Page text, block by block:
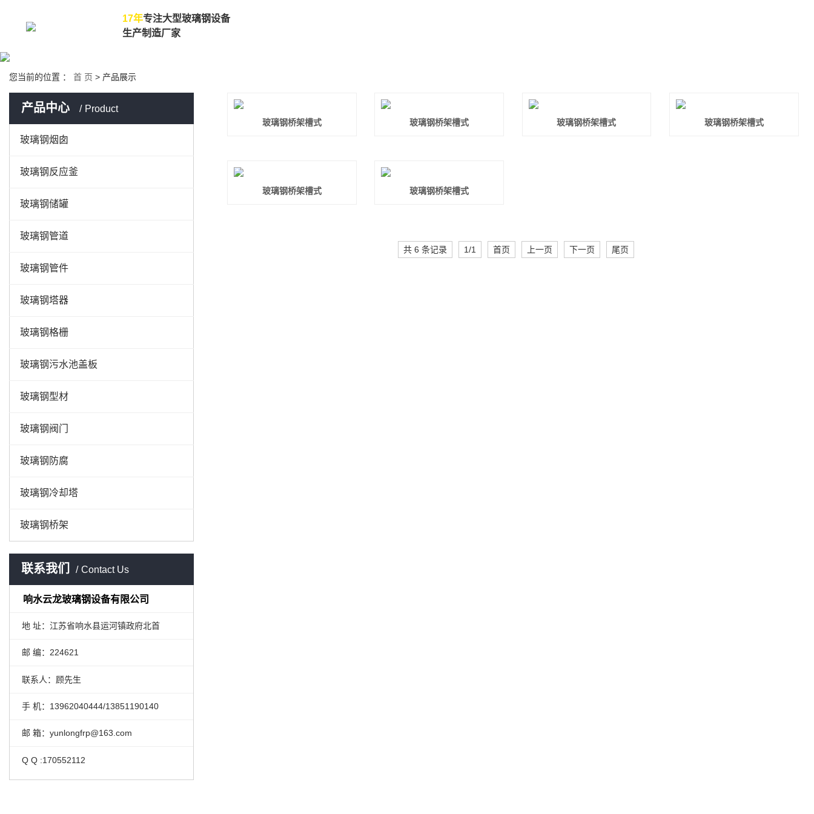
17年专注大型玻璃钢设备
生产制造厂家
您当前的位置 ： 首 页 > 产品展示
产品中心 Product
玻璃钢烟囱
玻璃钢反应釜
玻璃钢储罐
玻璃钢管道
玻璃钢管件
玻璃钢塔器
玻璃钢格栅
玻璃钢污水池盖板
玻璃钢型材
玻璃钢阀门
玻璃钢防腐
玻璃钢冷却塔
玻璃钢桥架
联系我们 Contact Us
响水云龙玻璃钢设备有限公司
地 址：江苏省响水县运河镇政府北首
邮 编：224621
联系人：顾先生
手 机：13962040444/13851190140
邮 箱：yunlongfrp@163.com
Q Q :170552112
玻璃钢桥架槽式 玻璃钢桥架槽式 玻璃钢桥架槽式 玻璃钢桥架槽式
玻璃钢桥架槽式 玻璃钢桥架槽式
共 6 条记录 1/1 首页 上一页 下一页 尾页